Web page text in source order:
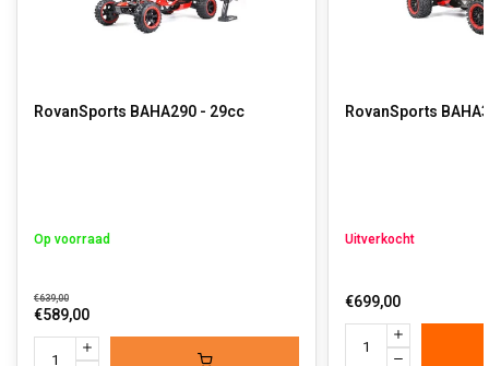
RovanSports BAHA290 - 29cc
Op voorraad
€639,00
€589,00
RovanSports
Uitverkocht
€699,00